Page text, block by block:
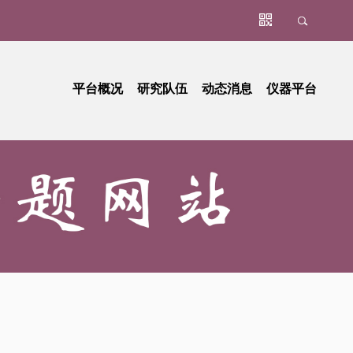
平台概况 研究队伍 动态消息 仪器平台